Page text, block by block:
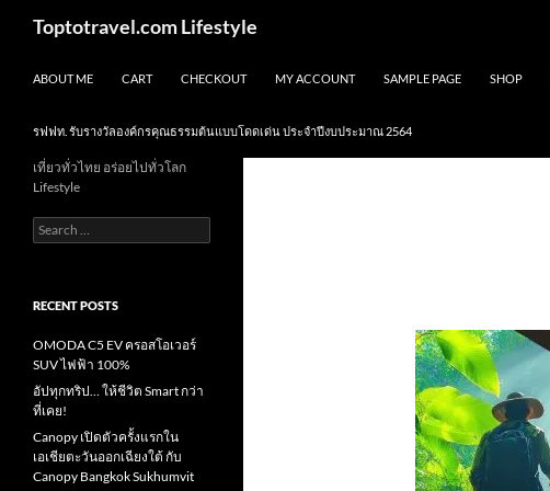
Toptotravel.com Lifestyle
ABOUT ME CART CHECKOUT MY ACCOUNT SAMPLE PAGE SHOP
รฟฟท. รับรางวัลองค์กรคุณธรรมต้นแบบโดดเด่น ประจำปีงบประมาณ 2564
เที่ยวทั่วไทย อร่อยไปทั่วโลก
Lifestyle
Search
for:
RECENT POSTS
OMODA C5 EV ครอสโอเวอร์
SUV ไฟฟ้า 100%
อัปทุกทริป… ให้ชีวิต Smart กว่า
ที่เคย!
Canopy เปิดตัวครั้งแรกใน
เอเชียตะวันออกเฉียงใต้ กับ
Canopy Bangkok Sukhumvit